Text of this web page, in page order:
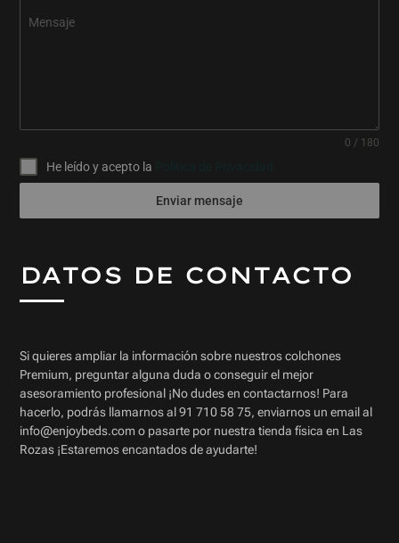
Mensaje
0 / 180
He leído y acepto la
Enviar mensaje
DATOS DE CONTACTO
Si quieres ampliar la información sobre nuestros colchones
Premium, preguntar alguna duda o conseguir el mejor
asesoramiento profesional ¡No dudes en contactarnos! Para
hacerlo, podrás llamarnos al 91 710 58 75, enviarnos un email al
info@enjoybeds.com o pasarte por nuestra tienda física en Las
Rozas ¡Estaremos encantados de ayudarte!